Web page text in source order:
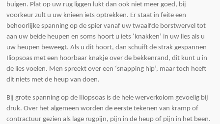
buigen. Plat op uw rug liggen lukt dan ook niet meer goed, bij
voorkeur zult u uw knieën iets optrekken. Er staat in feite een
behoorlijke spanning op de spier vanaf uw twaalfde borstwervel tot
aan uw beide heupen en soms hoort u iets ‘knakken’ in uw lies als u
uw heupen beweegt. Als u dit hoort, dan schuift de strak gespannen
Iliopsoas met een hoorbaar knakje over de bekkenrand, dit kunt u in
de lies voelen. Men spreekt over een ‘snapping hip’, maar toch heeft
dit niets met de heup van doen.
Bij grote spanning op de Iliopsoas is de hele werverkolom gevoelig bij
druk. Over het algemeen worden de eerste tekenen van kramp of
contractuur gezien als lage rugpijn, pijn in de heup of pijn in het been.